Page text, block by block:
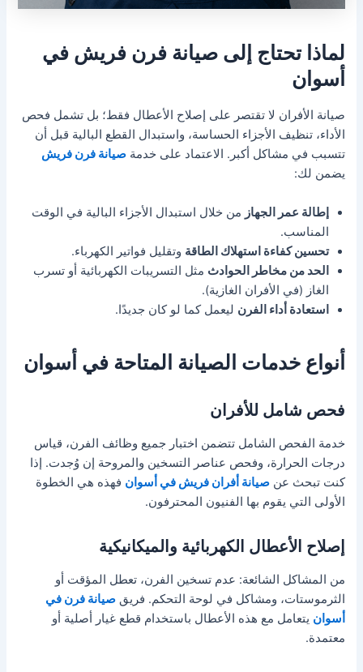
لماذا تحتاج إلى صيانة فرن فريش في
أسوان
صيانة الأفران لا تقتصر على إصلاح الأعطال فقط؛ بل تشمل فحص
الأداء، تنظيف الأجزاء الحساسة، واستبدال القطع البالية قبل أن
تتسبب في مشاكل أكبر. الاعتماد على خدمةصيانة فرن فريش
يضمن لك:
إطالة عمر الجهاز من خلال استبدال الأجزاء البالية في الوقت
المناسب.
تحسين كفاءة استهلاك الطاقة وتقليل فواتير الكهرباء.
الحد من مخاطر الحوادث مثل التسريبات الكهربائية أو تسرب
الغاز (في الأفران الغازية).
استعادة أداء الفرن ليعمل كما لو كان جديدًا.
أنواع خدمات الصيانة المتاحة في أسوان
فحص شامل للأفران
خدمة الفحص الشامل تتضمن اختبار جميع وظائف الفرن، قياس
درجات الحرارة، وفحص عناصر التسخين والمروحة إن وُجدت. إذا
كنت تبحث عنصيانة أفران فريش في أسوان فهذه هي الخطوة
الأولى التي يقوم بها الفنيون المحترفون.
إصلاح الأعطال الكهربائية والميكانيكية
من المشاكل الشائعة: عدم تسخين الفرن، تعطل المؤقت أو
الثرموستات، ومشاكل في لوحة التحكم. فريقصيانة فرن في
أسوان يتعامل مع هذه الأعطال باستخدام قطع غيار أصلية أو
معتمدة.